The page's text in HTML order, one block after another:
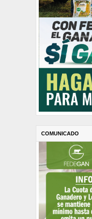
COMUNICADO